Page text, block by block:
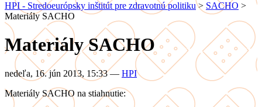
HPI - Stredoeurópsky inštitút pre zdravotnú politiku> SACHO >
Materiály SACHO
Materiály SACHO
nedeľa, 16. jún 2013, 15:33— HPI
Materiály SACHO na stiahnutie: